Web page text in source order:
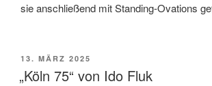
sie anschließend mit Standing-Ovations
VERÖFFENTLICHT
AM
13. MÄRZ 2025
„Köln 75“ von Ido Fluk